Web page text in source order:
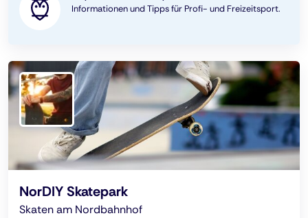
Informationen und Tipps für Profi- und Freizeitsport.
NorDIY Skatepark
Skaten am Nordbahnhof